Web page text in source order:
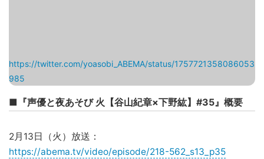
https://twitter.com/yoasobi_ABEMA/status/1757721358086053
985
■『声優と夜あそび 火【谷山紀章×下野紘】#35』概要
2月13日（火）放送：
https://abema.tv/video/episode/218-562_s13_p35